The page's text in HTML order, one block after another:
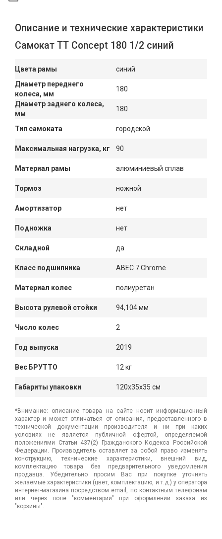
Описание и технические характеристики
Самокат ТТ Concept 180 1/2 синий
Цвета рамы
синий
Диаметр переднего
колеса, мм
180
Диаметр заднего колеса,
мм
180
Тип самоката городской
Максимальная нагрузка, кг 90
Материал рамы алюминиевый сплав
Тормоз ножной
Амортизатор нет
Подножка нет
Складной да
Класс подшипника ABEC 7 Chrome
Материал колес полиуретан
Высота рулевой стойки 94,104 мм
Число колес 2
Год выпуска 2019
Вес БРУТТО 12 кг
Габариты упаковки 120x35x35 см
*Внимание: описание товара на сайте носит информационный
характер и может отличаться от описания, предоставленного в
технической документации производителя и ни при каких
условиях не является публичной офертой, определяемой
положениями Статьи 437(2) Гражданского Кодекса Российской
Федерации. Производитель оставляет за собой право изменять
конструкцию, технические характеристики, внешний вид,
комплектацию товара без предварительного уведомления
продавца. Убедительно просим Вас при покупке уточнять
желаемые характеристики (цвет, комплектацию, и т.д.) у оператора
интернет-магазина посредством email, по контактным телефонам
или через поле "комментарий" при оформлении заказа из
"корзины".